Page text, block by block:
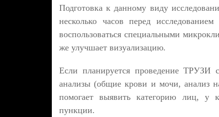
Подготовка к данному виду
несколько часов перед
воспользоваться специальными
же улучшает визуализацию.
Если планируется проведение ТРУЗИ
анализы (общие крови и мочи, анализ
помогает выявить категорию лиц, у
пункции.